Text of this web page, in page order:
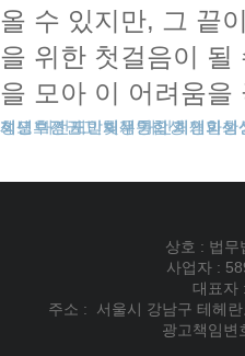
올 수 있지만, 그 끝
을 위한 첫걸음이 될
을 모아 이 어려움을
성년후견 도박빚개인회생 개인회
채무조정제도 대전개인회생 개인회생파산
개인회생보정권고 채무통합 개인회생
상호 : 법무
사업자 :
대표자
주소 : 서울시 강남구 테헤
광고책임변